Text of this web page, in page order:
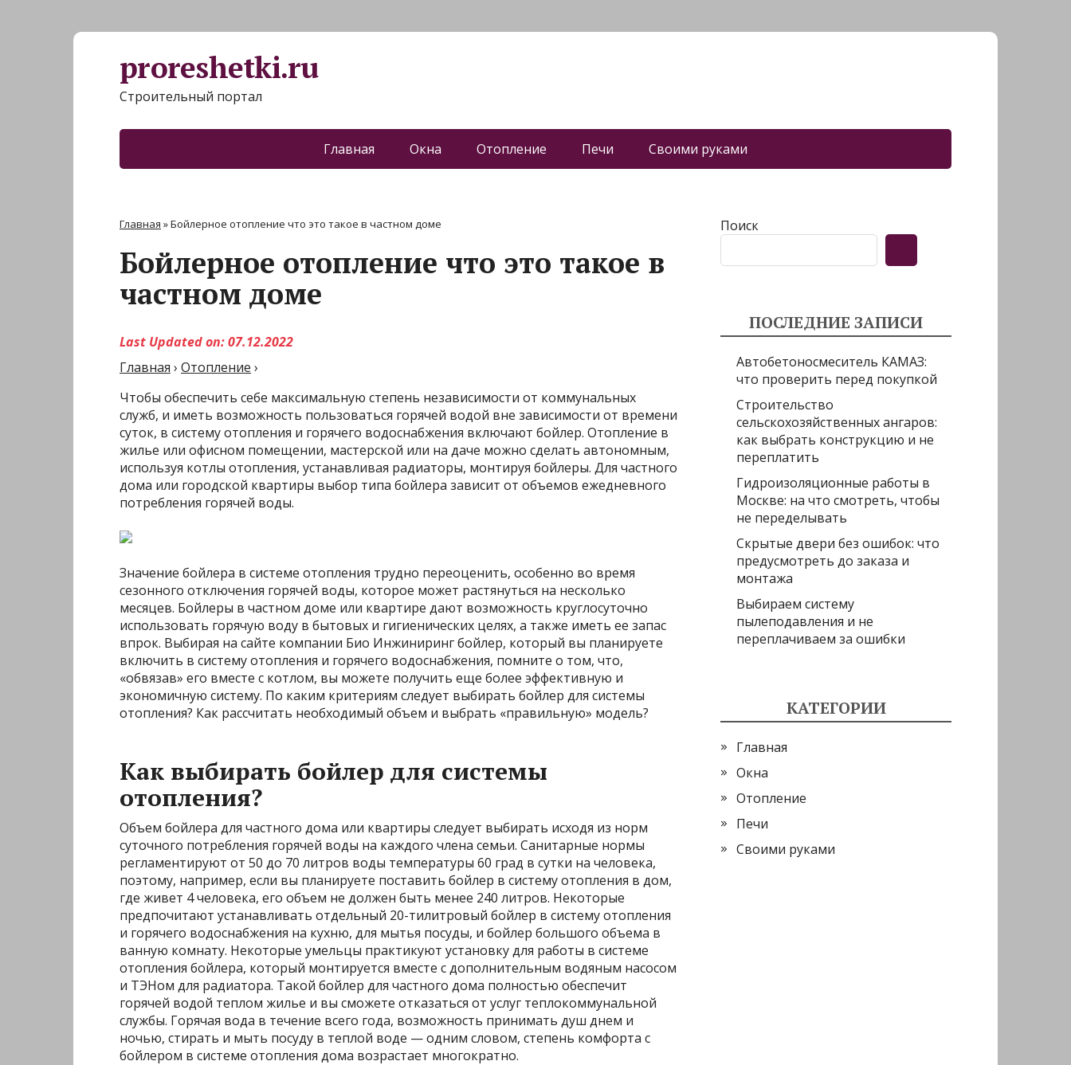
proreshetki.ru
Строительный портал
Главная Окна Отопление Печи Своими руками
Главная »Бойлерное отопление что это такое в частном доме
Бойлерное отопление что это такое в
частном доме
Last Updated on: 07.12.2022
Главная › Отопление ›
Чтобы обеспечить себе максимальную степень независимости от коммунальных
служб, и иметь возможность пользоваться горячей водой вне зависимости от времени
суток, в систему отопления и горячего водоснабжения включают бойлер. Отопление в
жилье или офисном помещении, мастерской или на даче можно сделать автономным,
используя котлы отопления, устанавливая радиаторы, монтируя бойлеры. Для частного
дома или городской квартиры выбор типа бойлера зависит от объемов ежедневного
потребления горячей воды.
Значение бойлера в системе отопления трудно переоценить, особенно во время
сезонного отключения горячей воды, которое может растянуться на несколько
месяцев. Бойлеры в частном доме или квартире дают возможность круглосуточно
использовать горячую воду в бытовых и гигиенических целях, а также иметь ее запас
впрок. Выбирая на сайте компании Био Инжиниринг бойлер, который вы планируете
включить в систему отопления и горячего водоснабжения, помните о том, что,
«обвязав» его вместе с котлом, вы можете получить еще более эффективную и
экономичную систему. По каким критериям следует выбирать бойлер для системы
отопления? Как рассчитать необходимый объем и выбрать «правильную» модель?
Как выбирать бойлер для системы
отопления?
Объем бойлера для частного дома или квартиры следует выбирать исходя из норм
суточного потребления горячей воды на каждого члена семьи. Санитарные нормы
регламентируют от 50 до 70 литров воды температуры 60 град в сутки на человека,
поэтому, например, если вы планируете поставить бойлер в систему отопления в дом,
где живет 4 человека, его объем не должен быть менее 240 литров. Некоторые
предпочитают устанавливать отдельный 20-тилитровый бойлер в систему отопления
и горячего водоснабжения на кухню, для мытья посуды, и бойлер большого объема в
ванную комнату. Некоторые умельцы практикуют установку для работы в системе
отопления бойлера, который монтируется вместе с дополнительным водяным насосом
и ТЭНом для радиатора. Такой бойлер для частного дома полностью обеспечит
горячей водой теплом жилье и вы сможете отказаться от услуг теплокоммунальной
службы. Горячая вода в течение всего года, возможность принимать душ днем и
ночью, стирать и мыть посуду в теплой воде — одним словом, степень комфорта с
бойлером в системе отопления дома возрастает многократно.
Поиск
ПОСЛЕДНИЕ ЗАПИСИ
Автобетоносмеситель КАМАЗ:
что проверить перед покупкой
Строительство
сельскохозяйственных ангаров:
как выбрать конструкцию и не
переплатить
Гидроизоляционные работы в
Москве: на что смотреть, чтобы
не переделывать
Скрытые двери без ошибок: что
предусмотреть до заказа и
монтажа
Выбираем систему
пылеподавления и не
переплачиваем за ошибки
КАТЕГОРИИ
Главная
Окна
Отопление
Печи
Своими руками